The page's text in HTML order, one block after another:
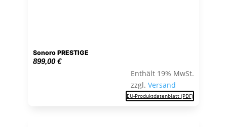
Sonoro PRESTIGE
899,00€
Enthält 19% MwSt.
zzgl.Versand
EU-Produktdatenblatt (PDF)